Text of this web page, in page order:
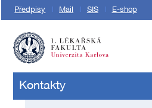
Předpisy Mail SIS E-shop
Kontakty